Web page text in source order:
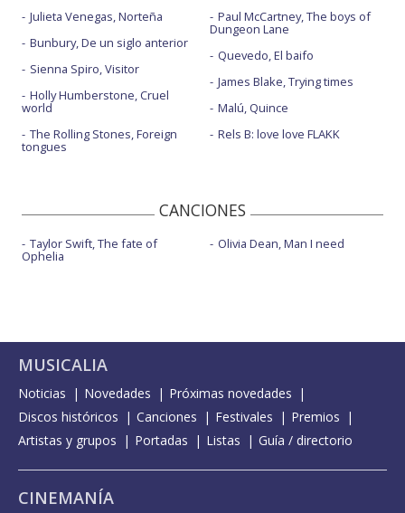
Julieta Venegas, Norteña
Bunbury, De un siglo anterior
Sienna Spiro, Visitor
Holly Humberstone, Cruel
world
The Rolling Stones, Foreign
tongues
Paul McCartney, The boys of
Dungeon Lane
Quevedo, El baifo
James Blake, Trying times
Malú, Quince
Rels B: love love FLAKK
CANCIONES
Taylor Swift, The fate of
Ophelia
Olivia Dean, Man I need
MUSICALIA
Noticias Novedades
Próximas novedades
Discos históricos
Canciones Festivales
Premios
Artistas y grupos
Portadas Listas Guía / directorio
CINEMANÍA